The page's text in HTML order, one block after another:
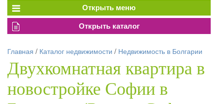
Главная / Каталог недвижимости / Недвижимость в Болгарии
Двухкомнатная квартира в
новостройке Софии в